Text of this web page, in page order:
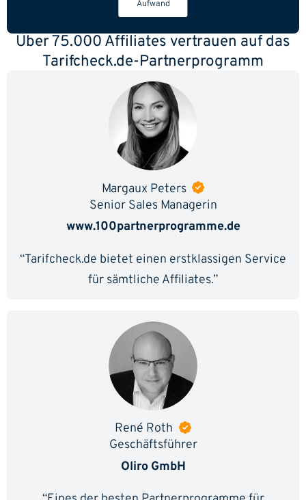
Aufwand
Über 75.000 Affiliates vertrauen auf das
Tarifcheck.de-Partnerprogramm
Margaux Peters
Senior Sales Managerin
www.100partnerprogramme.de
“Tarifcheck.de bietet einen erstklassigen Service
für sämtliche Affiliates.”
René Roth
Geschäftsführer
Oliro GmbH